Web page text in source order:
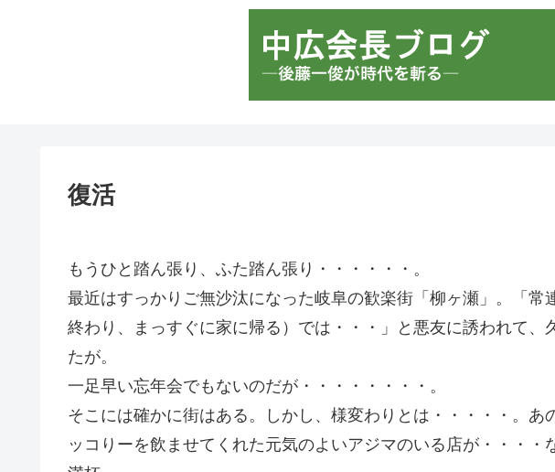
復活
もうひと踏ん張り、ふた踏ん張り・・・・・・。
最近はすっかりご無沙汰になった岐阜の歓楽街「柳ヶ瀬」。「常
終わり、まっすぐに家に帰る）では・・・」と悪友に誘われて、
たが。
一足早い忘年会でもないのだが・・・・・・・・。
そこには確かに街はある。しかし、様変わりとは・・・・・。あ
ッコりーを飲ませてくれた元気のよいアジマのいる店が・・・・